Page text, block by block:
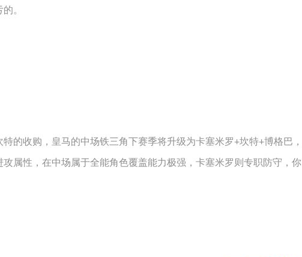
。
的收购，皇马的中场铁三角下赛季将升级为卡塞米罗+坎特+博格巴，
属性，在中场属于全能角色覆盖能力极强，卡塞米罗则专职防守，你